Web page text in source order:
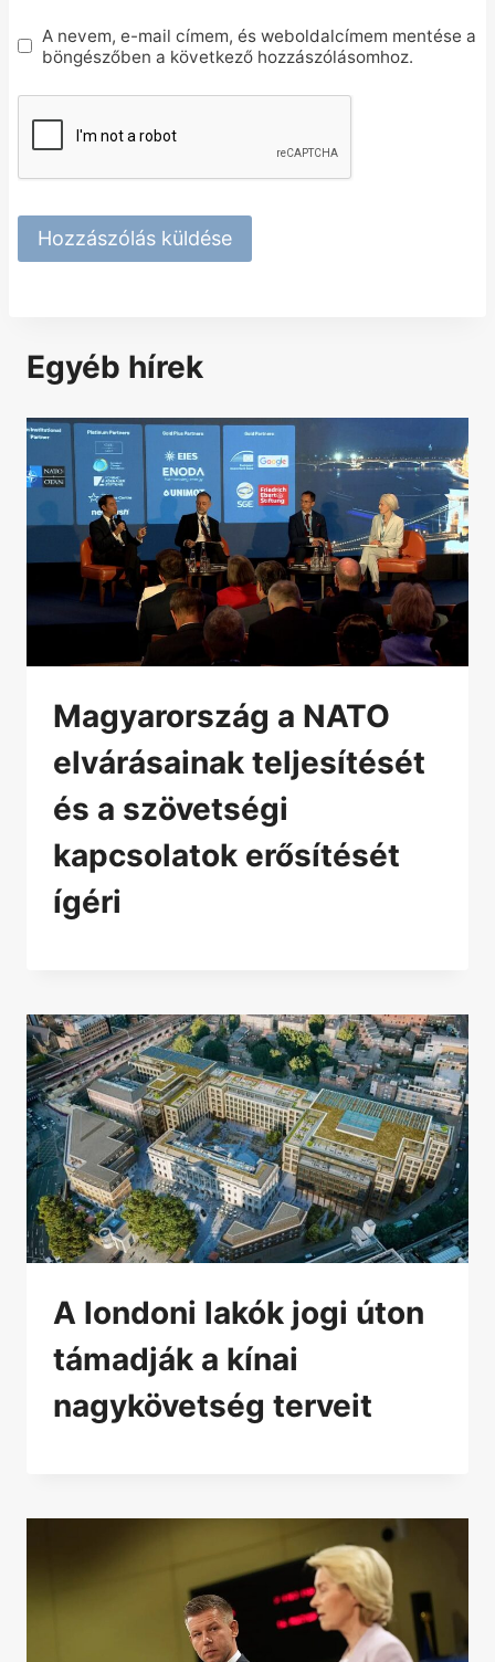
A nevem, e-mail címem, és weboldalcímem mentése a
böngészőben a következő hozzászólásomhoz.
Egyéb hírek
Magyarország a NATO
elvárásainak teljesítését
és a szövetségi
kapcsolatok erősítését
ígéri
A londoni lakók jogi úton
támadják a kínai
nagykövetség terveit